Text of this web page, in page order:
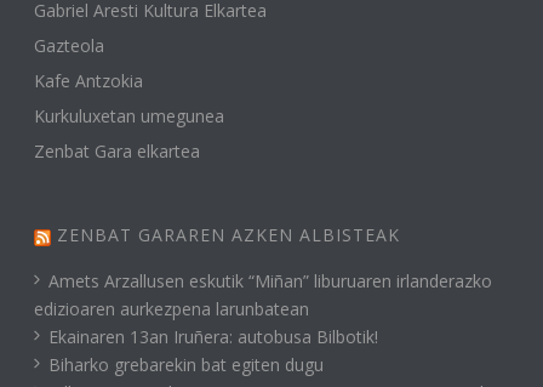
Gabriel Aresti Kultura Elkartea
Gazteola
Kafe Antzokia
Kurkuluxetan umegunea
Zenbat Gara elkartea
ZENBAT GARAREN AZKEN ALBISTEAK
Amets Arzallusen eskutik “Miñan” liburuaren irlanderazko
edizioaren aurkezpena larunbatean
Ekainaren 13an Iruñera: autobusa Bilbotik!
Biharko grebarekin bat egiten dugu